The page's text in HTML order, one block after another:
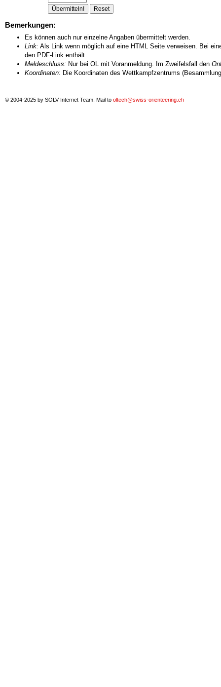
Bemerkungen:
Es können auch nur einzelne Angaben übermittelt werden.
Link: Als Link wenn möglich auf eine HTML Seite verweisen. Bei
den PDF-Link enthält.
Meldeschluss: Nur bei OL mit Voranmeldung. Im Zweifelsfall den
Koordinaten: Die Koordinaten des Wettkampfzentrums
© 2004-2025 by SOLV Internet Team. Mail to oltech@swiss-orienteering.ch